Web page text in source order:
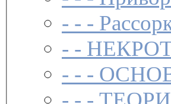
- - -
- -
- - -